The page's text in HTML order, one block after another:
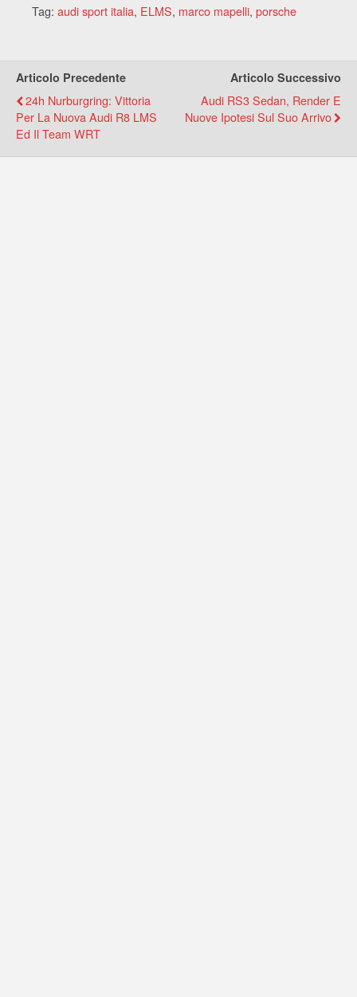
Tag: audi sport italia, ELMS, marco mapelli, porsche
Articolo Precedente
24h Nurburgring: Vittoria
Per La Nuova Audi R8 LMS
Ed Il Team WRT
Articolo Successivo
Audi RS3 Sedan, Render E
Nuove Ipotesi Sul Suo Arrivo